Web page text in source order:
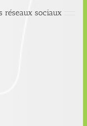
réseaux sociaux